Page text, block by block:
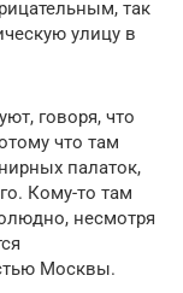
так
улицу в
говоря, что
что там
палаток,
Кому-то там
несмотря
Москвы.